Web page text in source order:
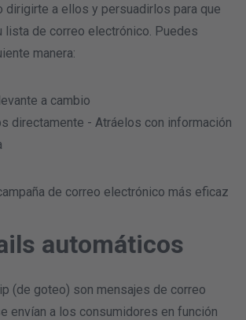
dirigirte a ellos y persuadirlos para que
lista de correo electrónico. Puedes
manera:
a cambio
directamente - Atráelos con información
de correo electrónico más eficaz
automáticos
(de goteo) son mensajes de correo
envían a los consumidores en función